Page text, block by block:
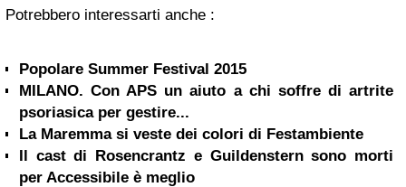
Potrebbero interessarti anche :
Popolare Summer Festival 2015
MILANO. Con APS un aiuto a chi soffre di artrite
psoriasica per gestire...
La Maremma si veste dei colori di Festambiente
Il cast di Rosencrantz e Guildenstern sono morti
per Accessibile è meglio